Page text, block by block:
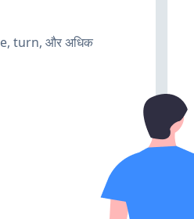
turn, और अधिक